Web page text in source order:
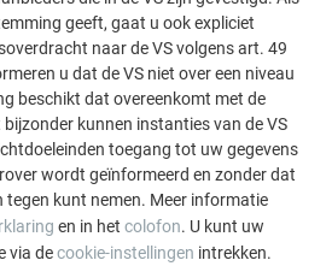
met zijn elegante PREFALZ-huid in
foyer direct tegenover de
Building. “We hadden een
stalen constructie konden
Vanwege het gewicht en
ze uiteindelijk voor 0,7 mm dik
bandmateriaal in P.10-kwaliteit.
zo bijzonder maakt is dat de
geeft, gaat u ook expliciet
naar de VS volgens art. 49
u dat de VS niet over een niveau
beschikt dat overeenkomt met de
bijzonder kunnen instanties van de VS
toegang tot uw gegevens
wordt geïnformeerd en zonder dat
tegen kunt nemen. Meer informatie
en in het colofon. U kunt uw
via decookie-instellingen intrekken.